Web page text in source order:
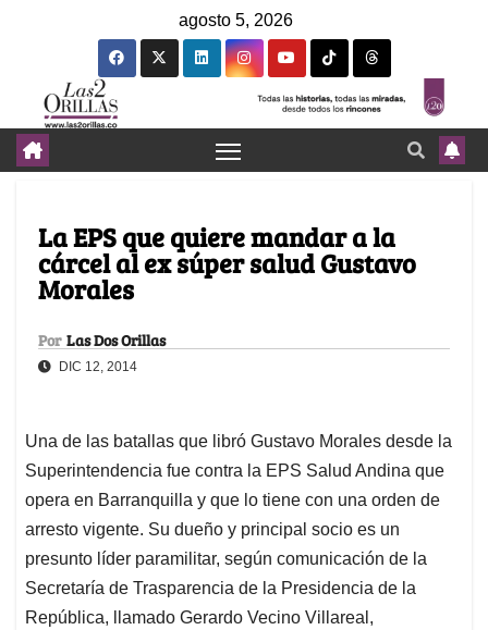
agosto 5, 2026
La EPS que quiere mandar a la
cárcel al ex súper salud Gustavo
Morales
Por Las Dos Orillas
DIC 12, 2014
Una de las batallas que libró Gustavo Morales desde la
Superintendencia fue contra la EPS Salud Andina que
opera en Barranquilla y que lo tiene con una orden de
arresto vigente. Su dueño y principal socio es un
presunto líder paramilitar, según comunicación de la
Secretaría de Trasparencia de la Presidencia de la
República, llamado Gerardo Vecino Villareal,